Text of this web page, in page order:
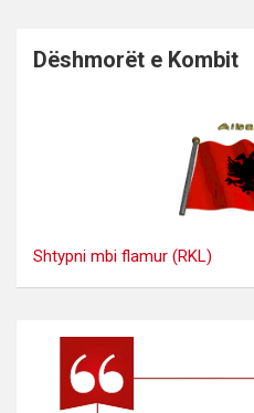
Dëshmorët e Kombit
Shtypni mbi flamur (RKL)